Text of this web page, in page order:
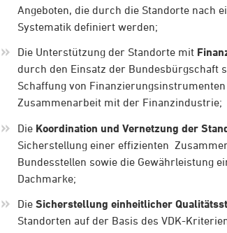
Angeboten, die durch die Standorte nach
Systematik definiert werden;
Die Unterstützung der Standorte mit
durch den Einsatz der Bundesbürgschaft
Schaffung von
Zusammenarbeit mit der Finanzindustrie;
Die Koordination und Vernetzung der
Sicherstellung einer effizienten
Bundesstellen sowie die Gewährleistung
Dachmarke;
Die Sicherstellung einheitlicher
Standorten auf der Basis des VDK-